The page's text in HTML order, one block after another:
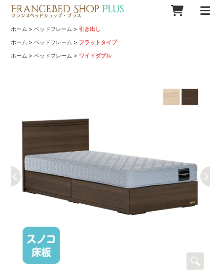
ホーム >ベッドフレーム > 引き出し
ホーム >ベッドフレーム > フラットタイプ
ホーム >ベッドフレーム > ワイドダブル